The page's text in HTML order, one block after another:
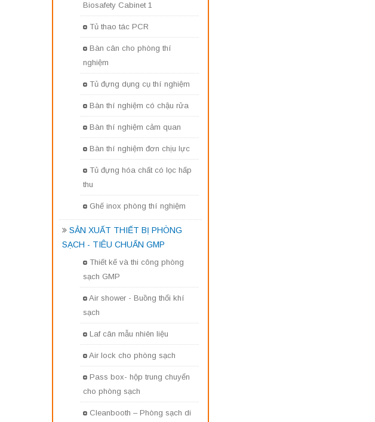
Biosafety Cabinet 1
Tủ thao tác PCR
Bàn cân cho phòng thí
nghiệm
Tủ đựng dụng cụ thí nghiệm
Bàn thí nghiệm có chậu rửa
Bàn thí nghiệm cảm quan
Bàn thí nghiệm đơn chịu lực
Tủ đựng hóa chất có lọc hấp
thu
Ghế inox phòng thí nghiệm
SẢN XUẤT THIẾT BỊ PHÒNG
SẠCH - TIÊU CHUẨN GMP
Thiết kế và thi công phòng
sạch GMP
Air shower - Buồng thổi khí
sạch
Laf cân mẫu nhiên liệu
Air lock cho phòng sạch
Pass box- hộp trung chuyển
cho phòng sạch
Cleanbooth – Phòng sạch di